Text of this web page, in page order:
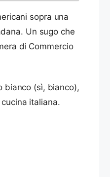
sopra una
Un sugo che
di Commercio
bianco (sì, bianco),
italiana.